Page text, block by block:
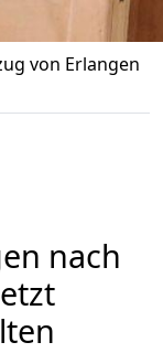
von Erlangen
nach